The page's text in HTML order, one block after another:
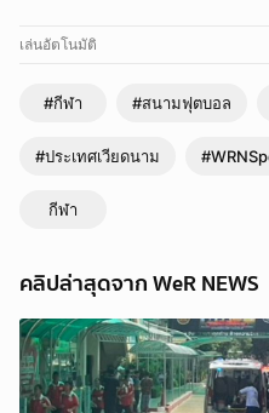
เล่นอัตโนมัติ
#กีฬา #สนามฟุตบอล
#ประเทศเวียดนาม
กีฬา
คลิปล่าสุดจาก WeR NEWS